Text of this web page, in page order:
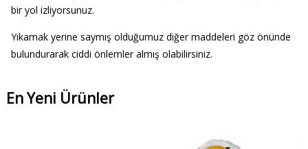
bir yol izliyorsunuz.
Yıkamak yerine saymış olduğumuz diğer maddeleri göz önünde
bulundurarak ciddi önlemler almış olabilirsiniz.
En Yeni Ürünler